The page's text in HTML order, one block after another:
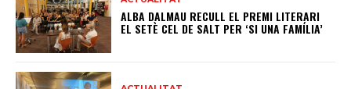
ALBA DALMAU RECULL EL PREMI LITERARI
EL SETÈ CEL DE SALT PER ‘SI UNA FAMÍLIA’